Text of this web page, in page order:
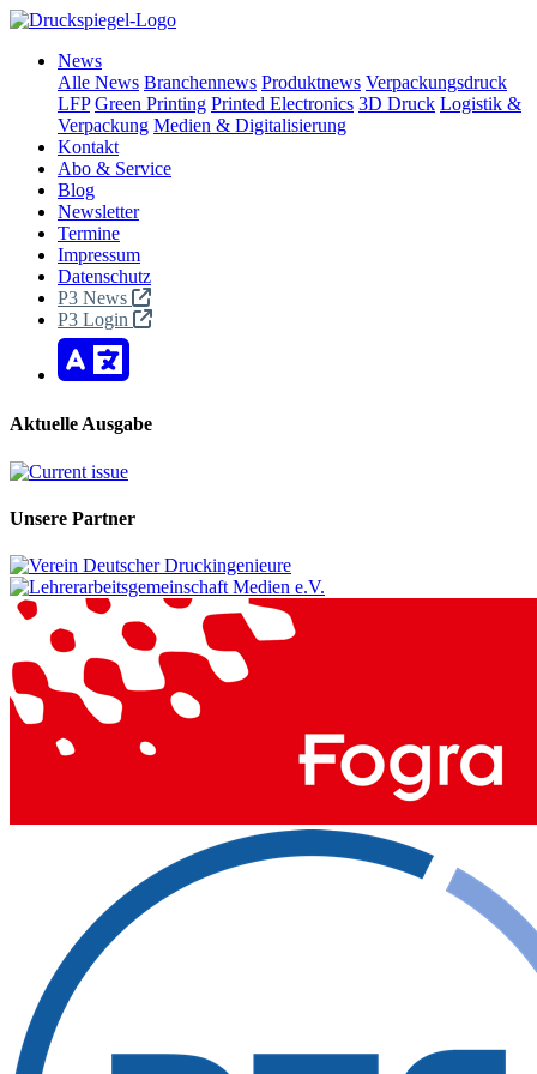
News
Alle News Branchennews Produktnews Verpackungsdruck
LFP Green Printing Printed Electronics 3D Druck Logistik &
Verpackung Medien & Digitalisierung
Kontakt
Abo & Service
Blog
Newsletter
Termine
Impressum
Datenschutz
P3 News
P3 Login
Aktuelle Ausgabe
Unsere Partner